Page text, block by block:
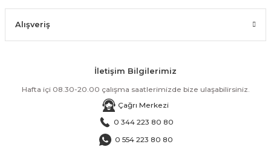
Alışveriş
İletişim Bilgilerimiz
Hafta içi 08.30-20.00 çalışma saatlerimizde bize ulaşabilirsiniz.
Çağrı Merkezi
0 344 223 80 80
0 554 223 80 80